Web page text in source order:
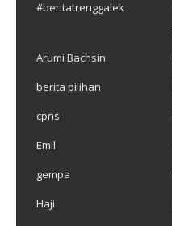
#beritatrenggalek
Arumi Bachsin
berita pilihan
cpns
Emil
gempa
Haji